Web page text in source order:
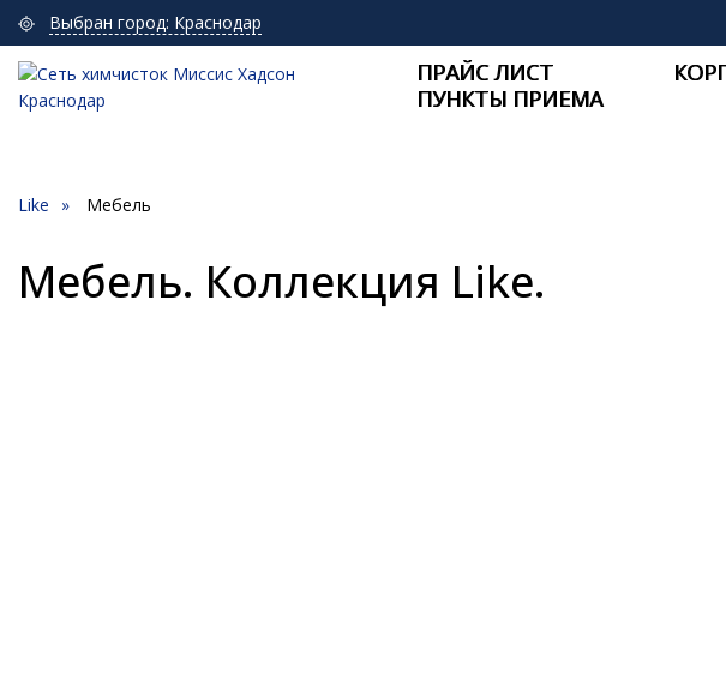
Выбран город: Краснодар
ПРАЙС ЛИСТ
ПУНКТЫ ПРИЕМА
Like Мебель
Мебель. Коллекция Like.